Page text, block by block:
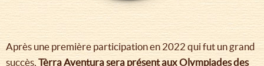
Après une première participation en 2022 qui fut un grand
succès, Tèrra Aventura sera présent aux Olympiades des